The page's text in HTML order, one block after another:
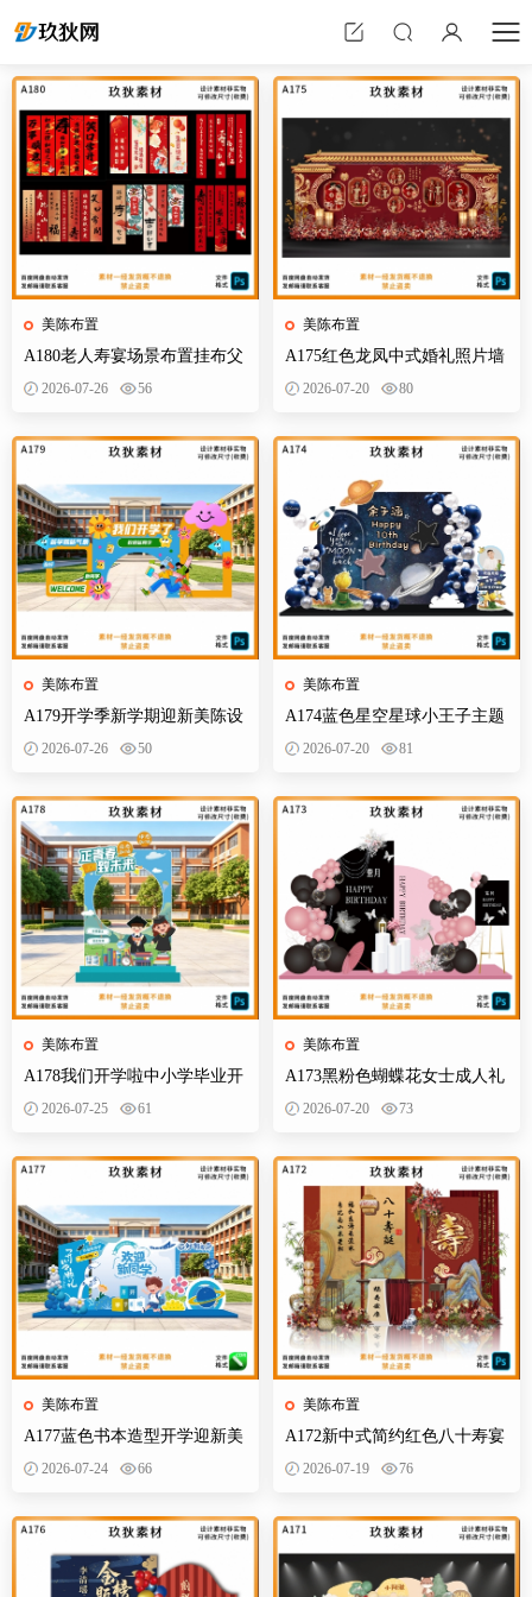
美陈布置
A180老人寿宴场景布置挂布父
母生日装饰寿星60岁帆布条酒
2026-07-26 56
美陈布置
A179开学季新学期迎新美陈设
计素材校园活动布置KT板背景
2026-07-26 50
美陈布置
A178我们开学啦中小学毕业开
学季拍照打卡美陈布置素材
2026-07-25 61
美陈布置
A177蓝色书本造型开学迎新美
陈KT板欢迎新同学开学典礼合
2026-07-24 66
美陈布置
A175红色龙凤中式婚礼照片墙
婚庆迎宾区背景布置效果图KT
2026-07-20 80
美陈布置
A174蓝色星空星球小王子主题
宝宝宴百天十岁生日舞台设计
2026-07-20 81
美陈布置
A173黑粉色蝴蝶花女士成人礼
生日典礼庆典网红装饰布置PS
2026-07-20 73
美陈布置
A172新中式简约红色八十寿宴
生日宴舞台迎宾区背景布置
2026-07-19 76